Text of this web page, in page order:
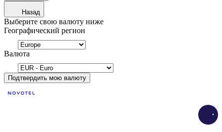
Назад
Выберите свою валюту ниже
Географический регион
Валюта
Подтвердить мою валюту